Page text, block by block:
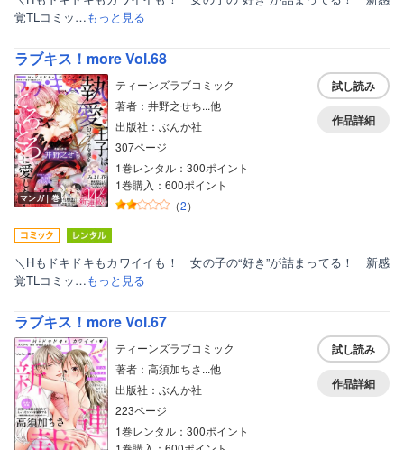
覚TLコミッ…もっと見る
ラブキス！more Vol.68
マンガ｜巻
ティーンズラブコミック
著者：井野之せち...他
出版社：ぶんか社
307ページ
1巻レンタル：300ポイント
1巻購入：600ポイント
（2）
試し読み
作品詳細
＼Hもドキドキもカワイイも！ 女の子の“好き”が詰まってる！ 新感
覚TLコミッ…もっと見る
ラブキス！more Vol.67
ティーンズラブコミック
著者：高須加ちさ...他
出版社：ぶんか社
223ページ
1巻レンタル：300ポイント
試し読み
作品詳細